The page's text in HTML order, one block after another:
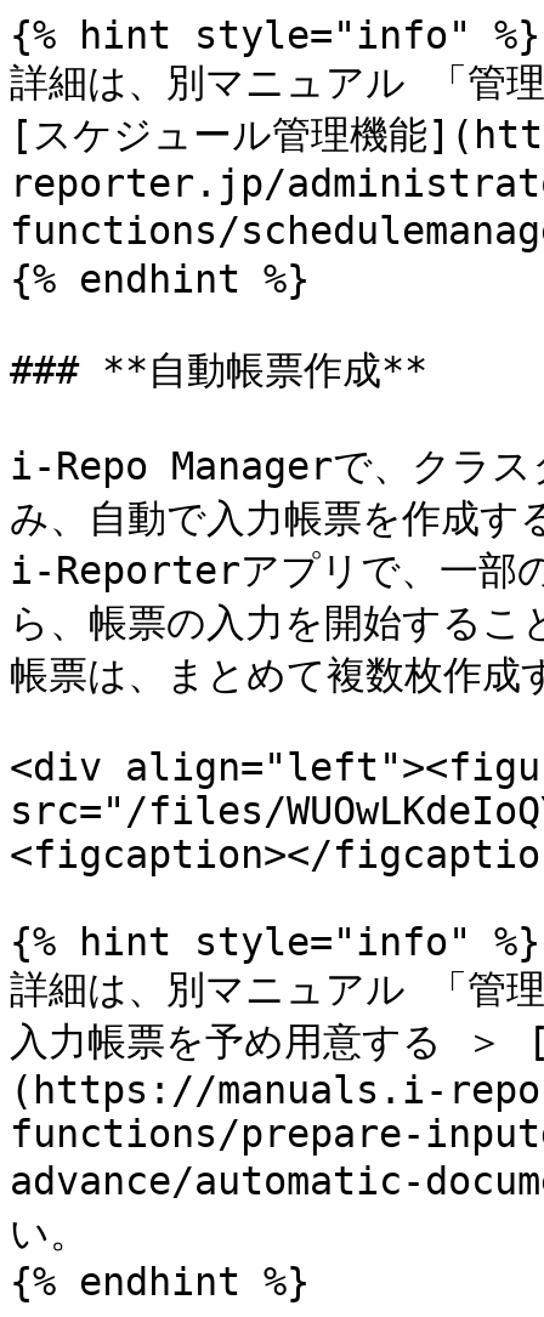
{% hint style="info" %}
詳細は、別マニュアル 「管
[スケジュール管理機能
reporter.jp/
functions/
{% endhint %}
### **自動帳票作成**
i-Repo Managerで、クラス
み、自動で入力帳票を作成
i-Reporterアプリで、一部
ら、帳票の入力を開始する
帳票は、まとめて複数枚作成
<div
src="/files/
<figcaption></
{% hint style="info" %}
詳細は、別マニュアル 「管
入力帳票を予め用意する ＞
(https://manuals.i-
functions/prepare-
advance/automatic-
い。
{% endhint %}